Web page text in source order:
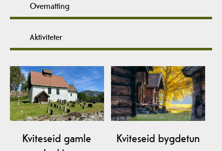
Overnatting
Aktiviteter
Kviteseid gamle
Kviteseid bygdetun